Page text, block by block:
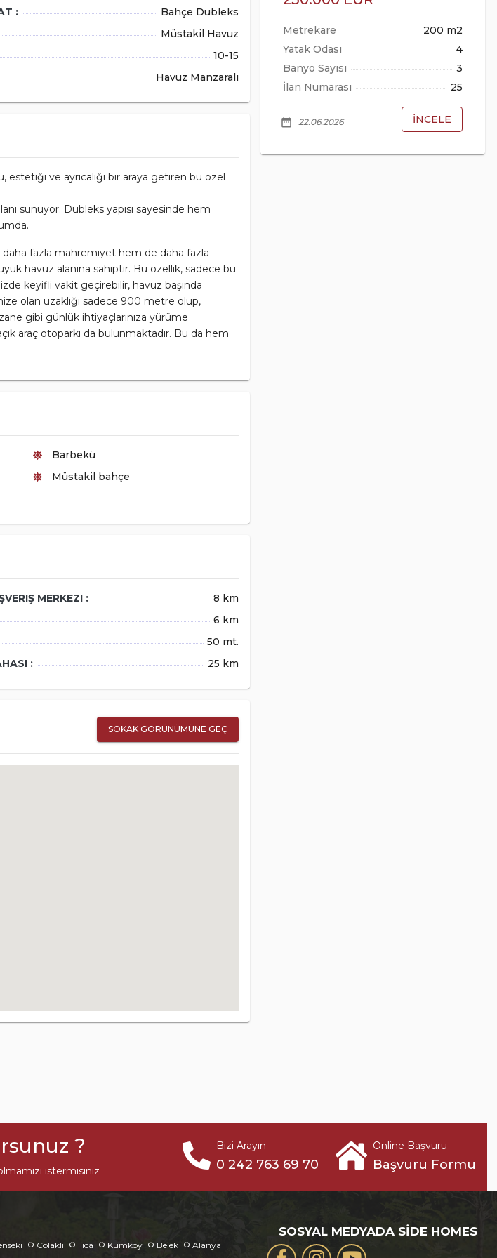
:
Bahçe Dubleks
Müstakil Havuz
10-15
Havuz Manzaralı
ve ayrıcalığı bir araya getiren bu özel
sunuyor. Dubleks yapısı sayesinde hem
daha fazla mahremiyet hem de daha fazla
havuz alanına sahiptir. Bu özellik, sadece bu
keyifli vakit geçirebilir, havuz başında
olan uzaklığı sadece 900 metre olup,
gibi günlük ihtiyaçlarınıza yürüme
araç otoparkı da bulunmaktadır. Bu da hem
Barbekü
Müstakil bahçe
MERKEZI :
8 km
6 km
50 mt.
: 25 km
SOKAK GÖRÜNÜMÜNE GEÇ
85 m2
2
200 m2
Yatak Odası
2
Banyo Sayısı
1
İlan Numarası
2662
?
istermisiniz
Bizi Arayın
0 242 763 69 70
Online Başvuru
Başvuru Formu
Colaklı Ilıca Kumköy Belek Alanya
SOSYAL MEDYADA SIDE HOMES